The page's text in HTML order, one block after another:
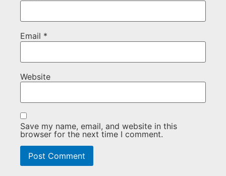
Email *
Website
Save my name, email, and website in this
browser for the next time I comment.